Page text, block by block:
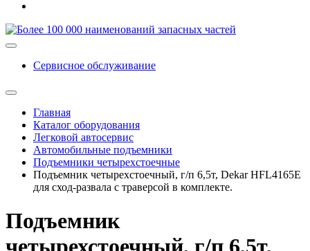
Сервисное обслуживание
Главная
Каталог оборудования
Легковой автосервис
Автомобильные подъемники
Подъемники четырехстоечные
Подъемник четырехстоечный, г/п 6,5т, Dekar HFL4165E
для сход-развала с траверсой в комплекте.
Подъемник